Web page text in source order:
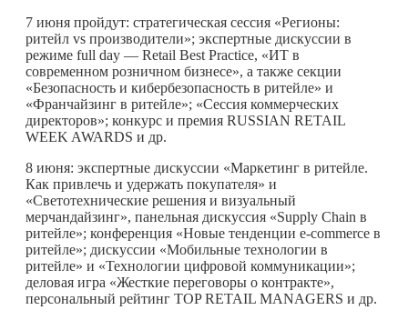
7 июня пройдут: стратегическая сессия «Регионы:
ритейл vs производители»; экспертные дискуссии в
режиме full day — Retail Best Practice, «ИТ в
современном розничном бизнесе», а также секции
«Безопасность и кибербезопасность в ритейле» и
«Франчайзинг в ритейле»; «Сессия коммерческих
директоров»; конкурс и премия RUSSIAN RETAIL
WEEK AWARDS и др.
8 июня: экспертные дискуссии «Маркетинг в ритейле.
Как привлечь и удержать покупателя» и
«Светотехнические решения и визуальный
мерчандайзинг», панельная дискуссия «Supply Chain в
ритейле»; конференция «Новые тенденции e-commerce в
ритейле»; дискуссии «Мобильные технологии в
ритейле» и «Технологии цифровой коммуникации»;
деловая игра «Жесткие переговоры о контракте»,
персональный рейтинг TOP RETAIL MANAGERS и др.